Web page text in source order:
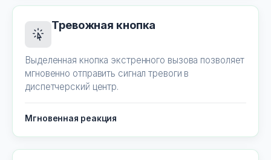
Тревожная кнопка
Выделенная кнопка экстренного вызова позволяет
мгновенно отправить сигнал тревоги в
диспетчерский центр.
Мгновенная реакция